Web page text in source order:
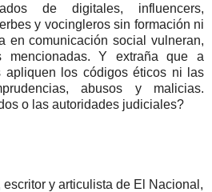
de digitales, influencers,
y vocingleros sin formación ni
en comunicación social vulneran,
Y extraña que a
los códigos éticos ni las
abusos y malicias.
o las autoridades judiciales?
y articulista de El Nacional,